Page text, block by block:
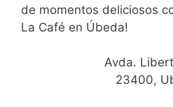
de momentos deliciosos
La Café en Úbeda!
Avda.
23400,